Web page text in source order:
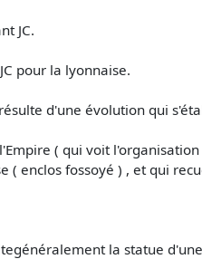
JC.
pour la lyonnaise.
d'une évolution qui
( qui voit
( enclos fossoyé ) , et qui
la statue